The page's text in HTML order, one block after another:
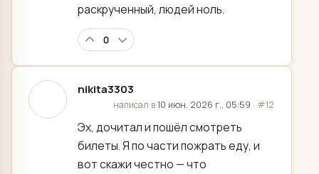
раскрученный, людей ноль.
0
nikita3303
отредактировано
написал в10 июн. 2026 г., 05:59 · #12
Эх, дочитал и пошёл смотреть
билеты. Я по части пожрать еду, и
вот скажи честно — что